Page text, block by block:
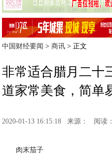
中国财经要闻 >商讯 > 正文
非常适合腊月二十
道家常美食，简单
2020-01-13 16:15:18 来源： 阅读
肉末茄子